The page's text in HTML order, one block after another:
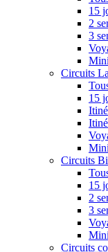
15
2
3
Circuits
15
Circuits
15
2
3
Circuits